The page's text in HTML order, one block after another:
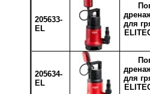
205633-
EL
для
205634-
EL
для